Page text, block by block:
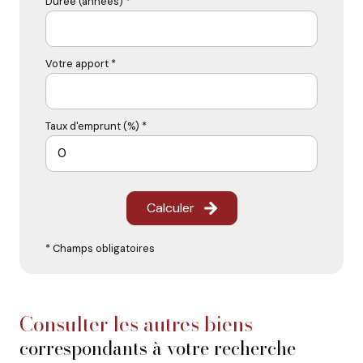
Votre apport *
Taux d'emprunt (%) *
Calculer
* Champs obligatoires
consulter les autres biens
correspondants à votre recherche